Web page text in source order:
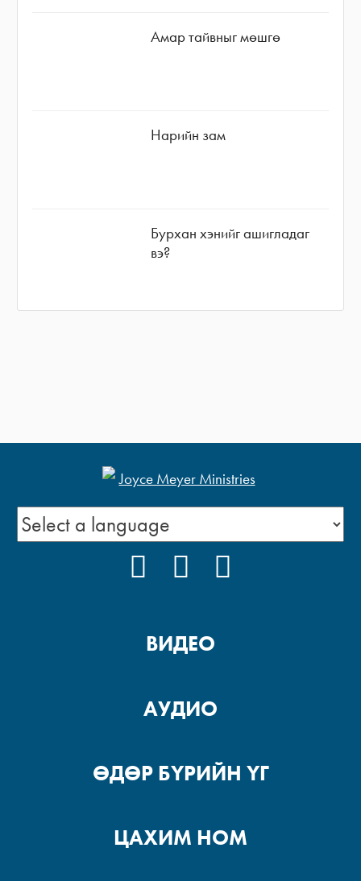
Амар тайвныг мөшгө
Нарийн зам
Бурхан хэнийг ашигладаг
вэ?
ВИДЕО
АУДИО
ӨДӨР БҮРИЙН ҮГ
ЦАХИМ НОМ